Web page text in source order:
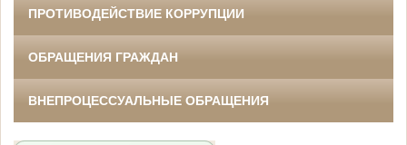
ПРОТИВОДЕЙСТВИЕ КОРРУПЦИИ
ОБРАЩЕНИЯ ГРАЖДАН
ВНЕПРОЦЕССУАЛЬНЫЕ ОБРАЩЕНИЯ